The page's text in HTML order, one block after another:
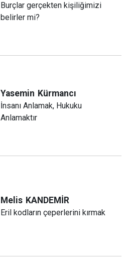
Burçlar gerçekten kişiliğimizi
belirler mi?
Yasemin Kürmancı
İnsanı Anlamak, Hukuku
Anlamaktır
Melis KANDEMİR
Eril kodların çeperlerini kırmak